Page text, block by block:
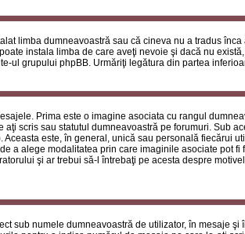
limba dumneavoastră sau că cineva nu a tradus
instala limba de care aveţi nevoie şi dacă nu
ul grupului phpBB. Urmăriţi legătura din partea
Prima este o imagine asociata cu rangul
scris sau statutul dumneavoastră pe forumuri. Sub
este, în general, unică sau personală fiecărui
a alege modalitatea prin care imaginile asociate pot fi
şi ar trebui să-l întrebaţi pe acesta despre
sub numele dumneavoastră de utilizator, în mesaje şi